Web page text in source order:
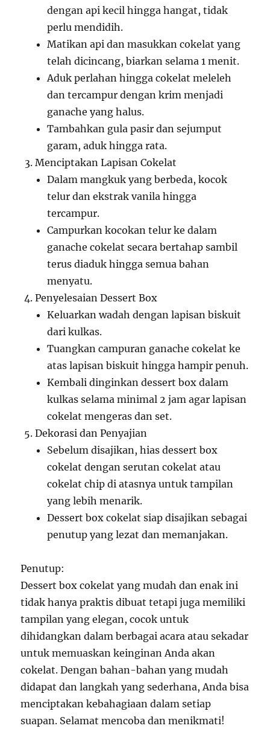
dengan api kecil hingga hangat, tidak
perlu mendidih.
Matikan api dan masukkan cokelat yang
telah dicincang, biarkan selama 1 menit.
Aduk perlahan hingga cokelat meleleh
dan tercampur dengan krim menjadi
ganache yang halus.
Tambahkan gula pasir dan sejumput
garam, aduk hingga rata.
Menciptakan Lapisan Cokelat
Dalam mangkuk yang berbeda, kocok
telur dan ekstrak vanila hingga
tercampur.
Campurkan kocokan telur ke dalam
ganache cokelat secara bertahap sambil
terus diaduk hingga semua bahan
menyatu.
Penyelesaian Dessert Box
Keluarkan wadah dengan lapisan biskuit
dari kulkas.
Tuangkan campuran ganache cokelat ke
atas lapisan biskuit hingga hampir penuh.
Kembali dinginkan dessert box dalam
kulkas selama minimal 2 jam agar lapisan
cokelat mengeras dan set.
Dekorasi dan Penyajian
Sebelum disajikan, hias dessert box
cokelat dengan serutan cokelat atau
cokelat chip di atasnya untuk tampilan
yang lebih menarik.
Dessert box cokelat siap disajikan sebagai
penutup yang lezat dan memanjakan.
Penutup:
Dessert box cokelat yang mudah dan enak ini
tidak hanya praktis dibuat tetapi juga memiliki
tampilan yang elegan, cocok untuk
dihidangkan dalam berbagai acara atau sekadar
untuk memuaskan keinginan Anda akan
cokelat. Dengan bahan-bahan yang mudah
didapat dan langkah yang sederhana, Anda bisa
menciptakan kebahagiaan dalam setiap
suapan. Selamat mencoba dan menikmati!